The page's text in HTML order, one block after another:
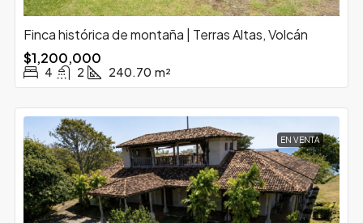
Finca histórica de montaña | Terras Altas, Volcán
$1,200,000
4 2 240.70 m²
EN VENTA